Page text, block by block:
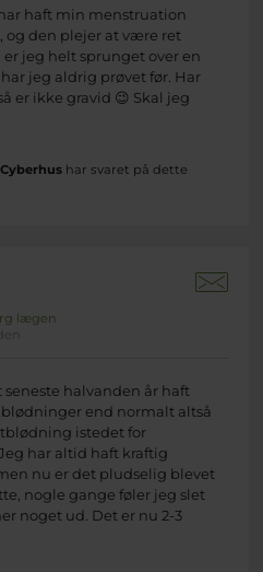
haft min menstruation
og den plejer at være ret
jeg helt sprunget over en
jeg aldrig prøvet før. Har
er ikke gravid 😉 Skal jeg
har svaret på dette
lægen
seneste halvanden år haft
end normalt altså
istedet for
har altid haft kraftig
nu er det pludselig blevet
nogle gange føler jeg slet
noget ud. Det er nu 2-3